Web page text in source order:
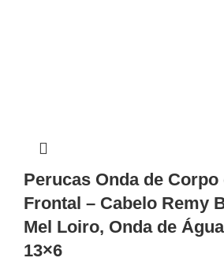
Perucas Onda de
Frontal – Cabelo Remy
Mel Loiro, Onda de
13×6